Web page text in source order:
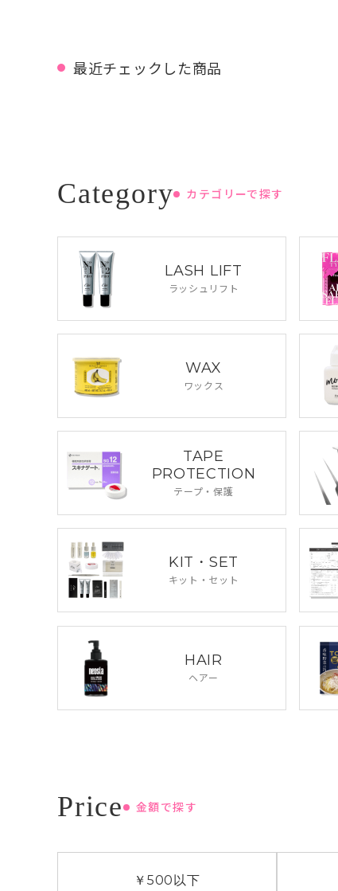
最近チェックした商品
カテゴリーで探す
LASH LIFT
ラッシュリフト
WAX
ワックス
TAPE
PROTECTION
テープ・保護
KIT・SET
キット・セット
HAIR
ヘアー
金額で探す
￥500以下